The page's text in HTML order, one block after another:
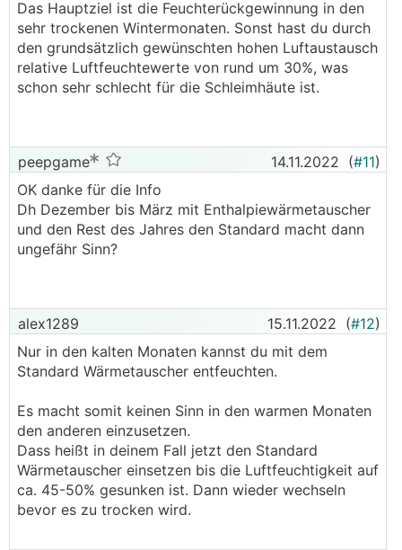
..
Das Hauptziel ist die Feuchterückgewinnung in den
sehr trockenen Wintermonaten. Sonst hast du durch
den grundsätzlich gewünschten hohen Luftaustausch
relative Luftfeuchtewerte von rund um 30%, was
schon sehr schlecht für die Schleimhäute ist.
peepgame 14.11.2022 (#11)
OK danke für die Info
Dh Dezember bis März mit Enthalpiewärmetauscher
und den Rest des Jahres den Standard macht dann
ungefähr Sinn?
alex1289 15.11.2022 (#12)
Nur in den kalten Monaten kannst du mit dem
Standard Wärmetauscher entfeuchten.
Es macht somit keinen Sinn in den warmen Monaten
den anderen einzusetzen.
Dass heißt in deinem Fall jetzt den Standard
Wärmetauscher einsetzen bis die Luftfeuchtigkeit auf
ca. 45-50% gesunken ist. Dann wieder wechseln
bevor es zu trocken wird.